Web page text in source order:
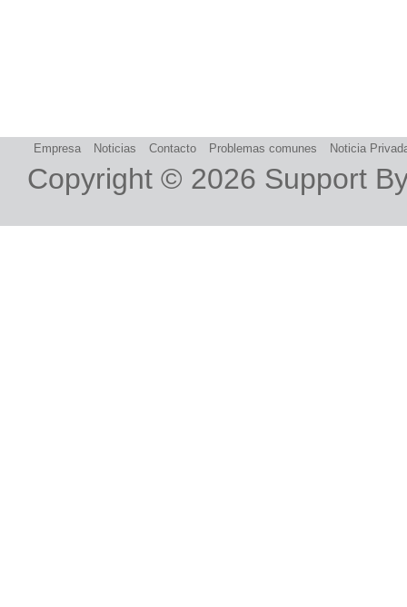
Empresa Noticias Contacto Problemas comunes Noticia
Copyright © 2026 Support